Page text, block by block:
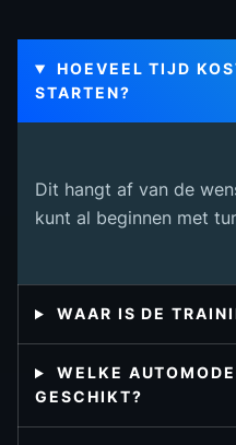
HOEVEEL TIJD
STARTEN?
Dit hangt af van de
kunt al beginnen met
WAAR IS DE
WELKE
GESCHIKT?